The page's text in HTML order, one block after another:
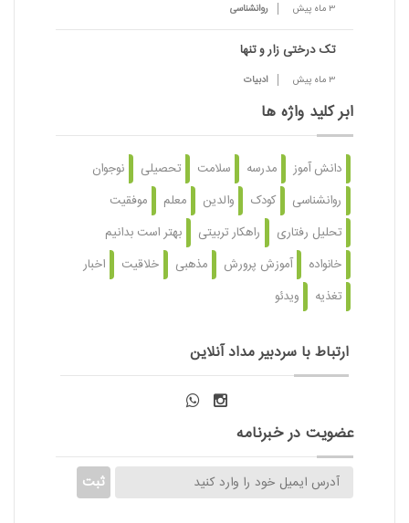
3 ماه پیش روانشناسی
تک درختی زار و تنها
3 ماه پیش ادبیات
ابر کلید واژه ها
دانش آموز مدرسه سلامت تحصیلی
نوجوان
روانشناسی
کودک والدین معلم
موفقیت
تحلیل رفتاری
راهکار تربیتی
بهتر است بدانیم
خانواده
آموزش پرورش مذهبی خلاقیت
اخبار
تغذیه
ویدئو
ارتباط با سردبیر مداد آنلاین
عضویت در خبرنامه